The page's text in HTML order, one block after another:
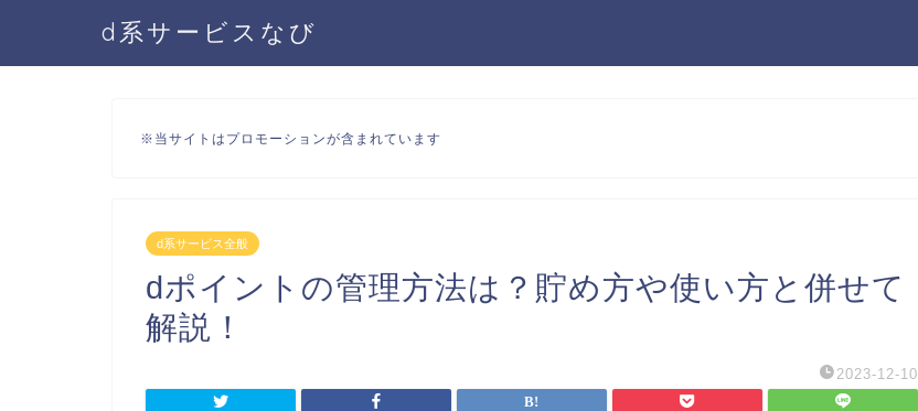
d系サービスなび
※当サイトはプロモーションが含まれています
d系サービス全般
dポイントの管理方法は？貯め方や使い方と併せて
解説！
2023-12-10